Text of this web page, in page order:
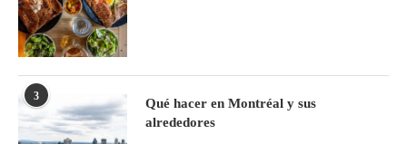
3
Qué hacer en Montréal y sus
alrededores